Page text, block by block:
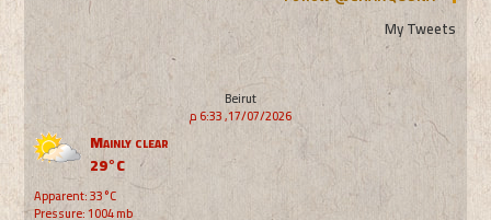
My Tweets
Beirut
17/07/2026, 6:33 م
Mainly clear
29°C
Apparent: 33°C
Pressure: 1004 mb